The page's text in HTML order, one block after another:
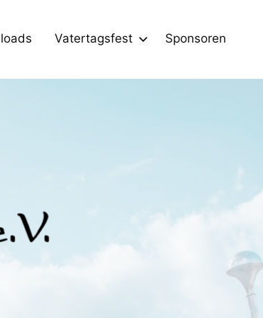
Vatertagsfest Sponsoren